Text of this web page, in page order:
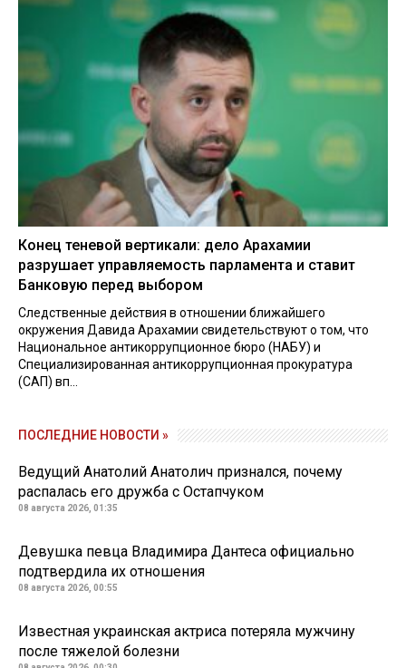
Конец теневой вертикали: дело Арахамии
разрушает управляемость парламента и ставит
Банковую перед выбором
Следственные действия в отношении ближайшего
окружения Давида Арахамии свидетельствуют о том, что
Национальное антикоррупционное бюро (НАБУ) и
Специализированная антикоррупционная прокуратура
(САП) вп...
ПОСЛЕДНИЕ НОВОСТИ »
Ведущий Анатолий Анатолич признался, почему
распалась его дружба с Остапчуком
08 августа 2026, 01:35
Девушка певца Владимира Дантеса официально
подтвердила их отношения
08 августа 2026, 00:55
Известная украинская актриса потеряла мужчину
после тяжелой болезни